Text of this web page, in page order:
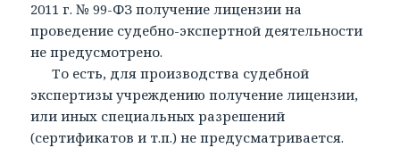
2011 г. № 99-ФЗ получение лицензии на
проведение судебно-экспертной деятельности
не предусмотрено.
То есть, для производства судебной
экспертизы учреждению получение лицензии,
или иных специальных разрешений
(сертификатов и т.п.) не предусматривается.